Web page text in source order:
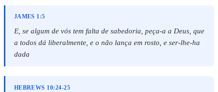
JAMES 1:5
E, se algum de vós tem falta de sabedoria, peça-a a Deus, que
a todos dá liberalmente, e o não lança em rosto, e ser-lhe-ha
dada
HEBREWS 10:24-25